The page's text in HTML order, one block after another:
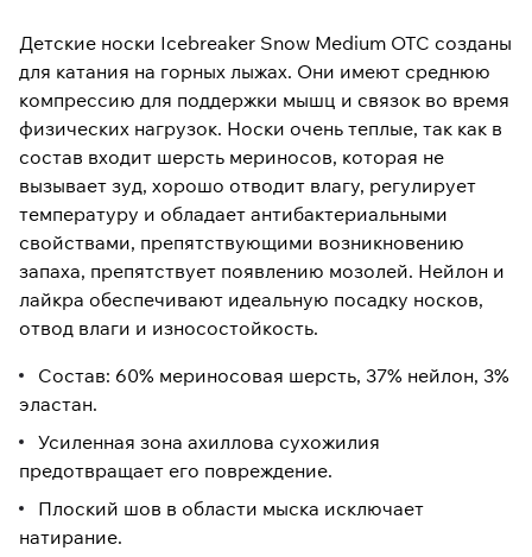
Детские носки Icebreaker Snow Medium OTC созданы
для катания на горных лыжах. Они имеют среднюю
компрессию для поддержки мышц и связок во время
физических нагрузок. Носки очень теплые, так как в
состав входит шерсть мериносов, которая не
вызывает зуд, хорошо отводит влагу, регулирует
температуру и обладает антибактериальными
свойствами, препятствующими возникновению
запаха, препятствует появлению мозолей. Нейлон и
лайкра обеспечивают идеальную посадку носков,
отвод влаги и износостойкость.
Состав: 60% мериносовая шерсть, 37% нейлон, 3%
эластан.
Усиленная зона ахиллова сухожилия
предотвращает его повреждение.
Плоский шов в области мыска исключает
натирание.